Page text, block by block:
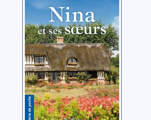
Lebert, Karine